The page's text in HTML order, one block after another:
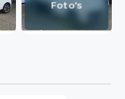
Foto's